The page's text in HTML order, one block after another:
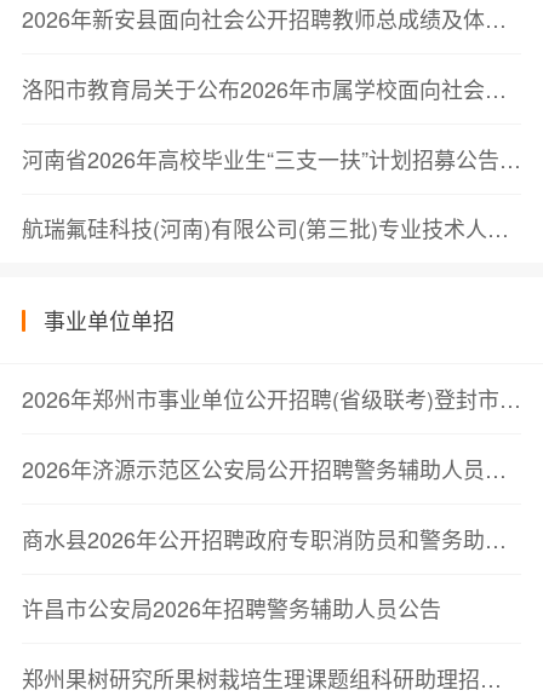
2026年新安县面向社会公开招聘教师总成绩及体检有关事宜的公告
洛阳市教育局关于公布2026年市属学校面向社会公开招聘教师体检递补人员体检结果的公告
河南省2026年高校毕业生“三支一扶”计划招募公告（重新组织笔试通知）
航瑞氟硅科技(河南)有限公司(第三批)专业技术人员面试成绩公示
事业单位单招
2026年郑州市事业单位公开招聘(省级联考)登封市岗位总成绩公告
2026年济源示范区公安局公开招聘警务辅助人员拟聘用人员公示
商水县2026年公开招聘政府专职消防员和警务助理面试成绩公示
许昌市公安局2026年招聘警务辅助人员公告
郑州果树研究所果树栽培生理课题组科研助理招聘启事